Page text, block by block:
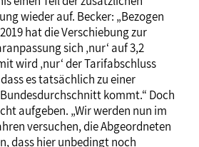
wieder auf. Becker: „Bezogen
hat die Verschiebung zur
sich ‚nur‘ auf 3,2
wird ‚nur‘ der Tarifabschluss
es tatsächlich zu einer
kommt.“ Doch
aufgeben. „Wir werden nun im
versuchen, die Abgeordneten
dass hier unbedingt noch